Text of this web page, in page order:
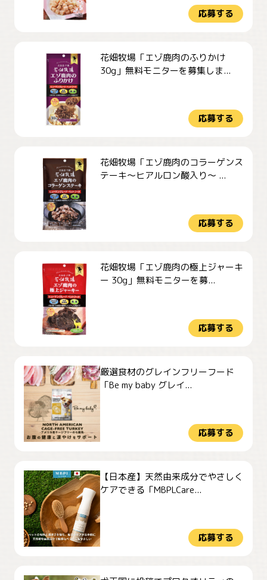
応募する
花畑牧場「エゾ鹿肉のふりかけ
30g」無料モニターを募集しま...
応募する
花畑牧場「エゾ鹿肉のコラーゲンス
テーキ～ヒアルロン酸入り～ ...
応募する
花畑牧場「エゾ鹿肉の極上ジャーキ
ー 30g」無料モニターを募...
応募する
厳選食材のグレインフリーフード
「Be my baby グレイ...
応募する
【日本産】天然由来成分でやさしく
ケアできる「MBPLCare...
応募する